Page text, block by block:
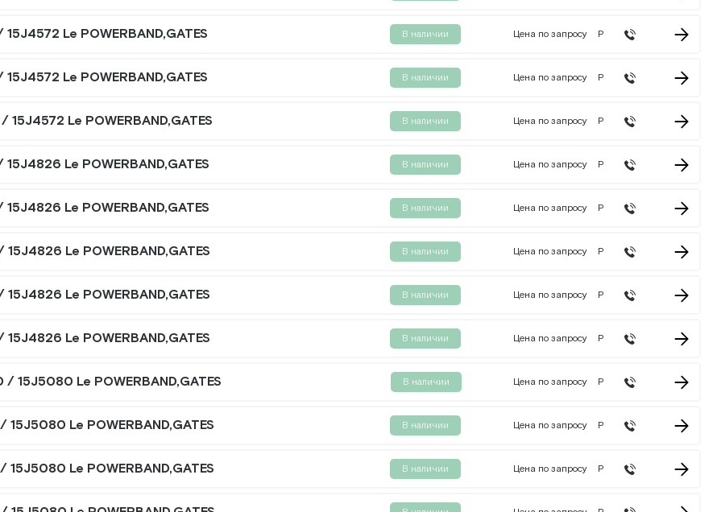
Le POWERBAND,GATES В наличии Цена по запросу Р
Le POWERBAND,GATES В наличии Цена по запросу Р
15J4572 Le POWERBAND,GATES В наличии Цена по запросу Р
Le POWERBAND,GATES В наличии Цена по запросу Р
Le POWERBAND,GATES В наличии Цена по запросу Р
Le POWERBAND,GATES В наличии Цена по запросу Р
Le POWERBAND,GATES В наличии Цена по запросу Р
Le POWERBAND,GATES В наличии Цена по запросу Р
15J5080 Le POWERBAND,GATES В наличии Цена по запросу Р
Le POWERBAND,GATES В наличии Цена по запросу Р
Le POWERBAND,GATES В наличии Цена по запросу Р